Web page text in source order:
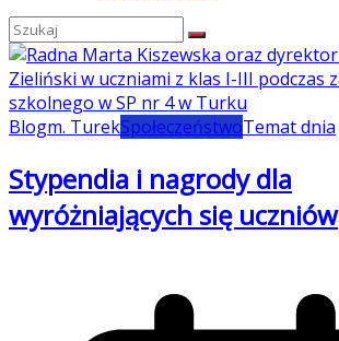
Blogm. TurekSpołeczeństwoTemat dnia
Stypendia i nagrody dla
wyróżniających się uczniów